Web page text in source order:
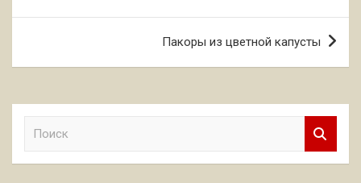
Пакоры из цветной капусты